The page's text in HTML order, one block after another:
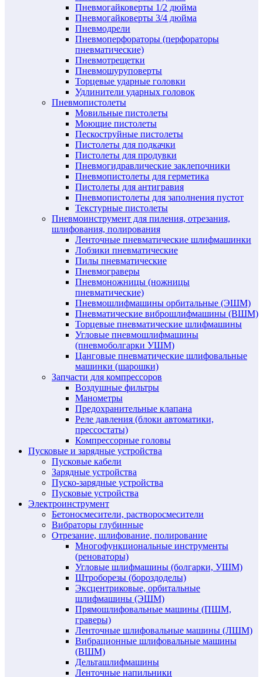
Пневмогайковерты 1/2 дюйма
Пневмогайковерты 3/4 дюйма
Пневмодрели
Пневмоперфораторы (перфораторы
пневматические)
Пневмотрещетки
Пневмошуруповерты
Торцевые ударные головки
Удлинители ударных головок
Пневмопистолеты
Мовильные пистолеты
Моющие пистолеты
Пескоструйные пистолеты
Пистолеты для подкачки
Пистолеты для продувки
Пневмогидравлические заклепочники
Пневмопистолеты для герметика
Пистолеты для антигравия
Пневмопистолеты для заполнения пустот
Текстурные пистолеты
Пневмоинструмент для пиления, отрезания,
шлифования, полирования
Ленточные пневматические шлифмашинки
Лобзики пневматические
Пилы пневматические
Пневмограверы
Пневмоножницы (ножницы
пневматические)
Пневмошлифмашины орбитальные (ЭШМ)
Пневматические виброшлифмашины (ВШМ)
Торцевые пневматические шлифмашины
Угловые пневмошлифмашины
(пневмоболгарки УШМ)
Цанговые пневматические шлифовальные
машинки (шарошки)
Запчасти для компрессоров
Воздушные фильтры
Манометры
Предохранительные клапана
Реле давления (блоки автоматики,
прессостаты)
Компрессорные головы
Пусковые и зарядные устройства
Пусковые кабели
Зарядные устройства
Пуско-зарядные устройства
Пусковые устройства
Электроинструмент
Бетоносмесители, растворосмесители
Вибраторы глубинные
Отрезание, шлифование, полирование
Многофункциональные инструменты
(реноваторы)
Угловые шлифмашины (болгарки, УШМ)
Штроборезы (бороздоделы)
Эксцентриковые, орбитальные
шлифмашины (ЭШМ)
Прямошлифовальные машины (ПШМ,
граверы)
Ленточные шлифовальные машины (ЛШМ)
Вибрационные шлифовальные машины
(ВШМ)
Дельташлифмашины
Ленточные напильники